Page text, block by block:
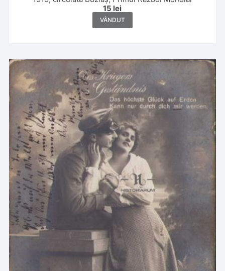
15 lei
VÂNDUT